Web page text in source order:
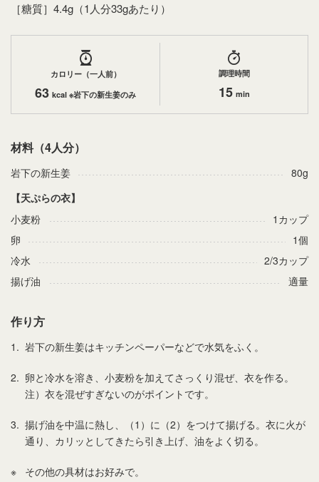
［糖質］4.4g（1人分33gあたり）
カロリー（一人前）
63 kcal ※岩下の新生姜のみ
調理時間
15 min
材料（4人分）
岩下の新生姜
80g
【天ぷらの衣】
小麦粉
1カップ
卵
1個
冷水
2/3カップ
揚げ油
適量
作り方
1. 岩下の新生姜はキッチンペーパーなどで水気をふく。
2. 卵と冷水を溶き、小麦粉を加えてさっくり混ぜ、衣を作る。
注）衣を混ぜすぎないのがポイントです。
3. 揚げ油を中温に熱し、（1）に（2）をつけて揚げる。衣に火が
通り、カリッとしてきたら引き上げ、油をよく切る。
※ その他の具材はお好みで。